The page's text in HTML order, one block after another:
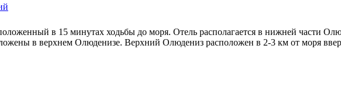
в 15 минутах ходьбы до моря. Отель располагается в нижней части
в верхнем Олюденизе. Верхний Олюдениз расположен в 2-3 км от моря